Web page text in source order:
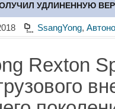
ПОЛУЧИЛ УДЛИНЕННУЮ
SsangYong,
Rexton